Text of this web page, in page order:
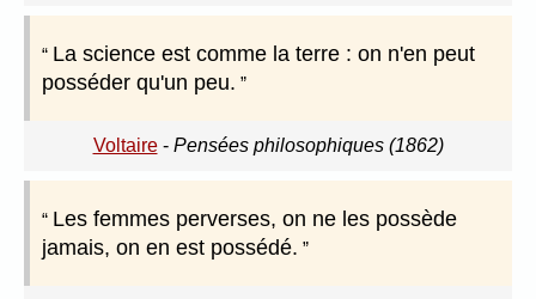
La science est comme la terre : on n'en peut
posséder qu'un peu.
Voltaire- Pensées philosophiques (1862)
Les femmes perverses, on ne les possède
jamais, on en est possédé.